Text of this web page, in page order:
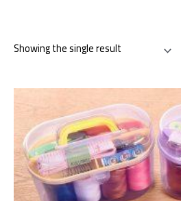
Showing the single result